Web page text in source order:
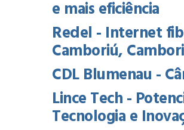
e mais eficiência
Redel - Internet
Camboriú,
CDL Blumenau -
Lince Tech -
Tecnologia e